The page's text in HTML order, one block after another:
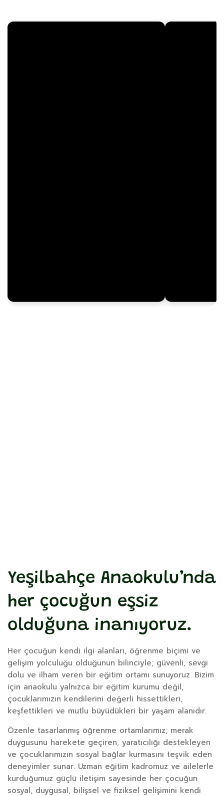
Yeşilbahçe Anaokulu’nda
her çocuğun eşsiz
olduğuna inanıyoruz.
Her çocuğun kendi ilgi alanları, öğrenme biçimi ve
gelişim yolculuğu olduğunun bilinciyle; güvenli, sevgi
dolu ve ilham veren bir eğitim ortamı sunuyoruz. Bizim
için anaokulu yalnızca bir eğitim kurumu değil,
çocuklarımızın kendilerini değerli hissettikleri,
keşfettikleri ve mutlu büyüdükleri bir yaşam alanıdır.
Özenle tasarlanmış öğrenme ortamlarımız; merak
duygusunu harekete geçiren, yaratıcılığı destekleyen
ve çocuklarımızın sosyal bağlar kurmasını teşvik eden
deneyimler sunar. Uzman eğitim kadromuz ve ailelerle
kurduğumuz güçlü iletişim sayesinde her çocuğun
sosyal, duygusal, bilişsel ve fiziksel gelişimini kendi